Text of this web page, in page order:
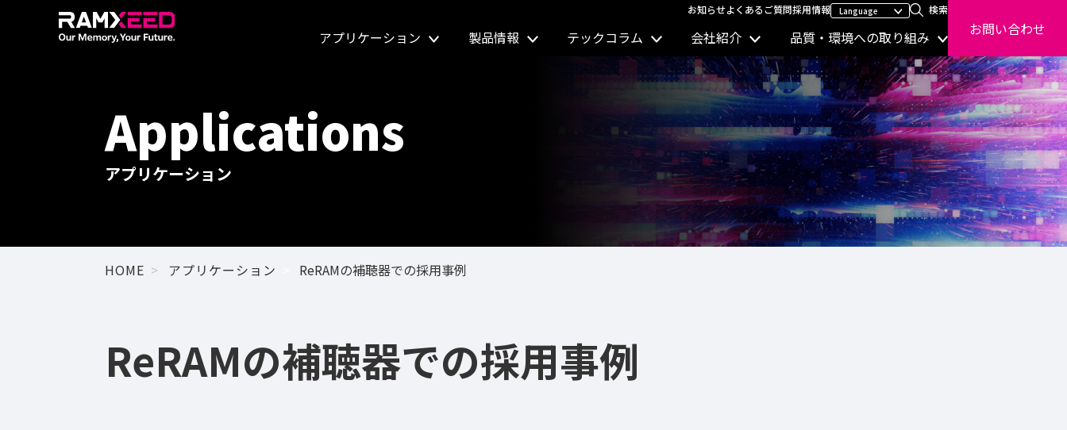
お知らせよくあるご質問採用情報 検索
アプリケーション 製品情報 テックコラム 会社紹介 品質・環境への取り組み お問い合わせ
Applications
アプリケーション
HOME アプリケーション ReRAMの補聴器での採用事例
ReRAMの補聴器での採用事例